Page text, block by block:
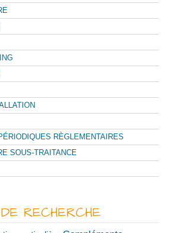
RÈGLEMENTAIRES
SOUS-TRAITANCE
RECHERCHE